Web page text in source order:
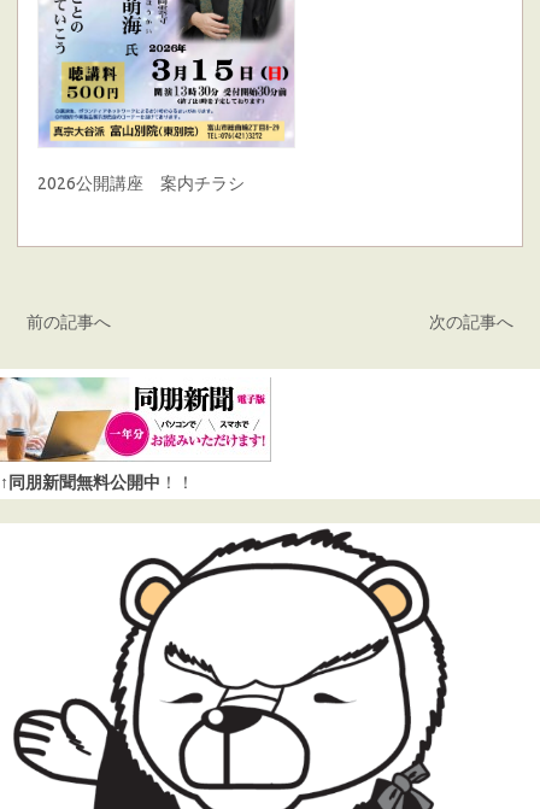
2026公開講座 案内チラシ
前の記事へ 次の記事へ
↑同朋新聞無料公開中 ！！